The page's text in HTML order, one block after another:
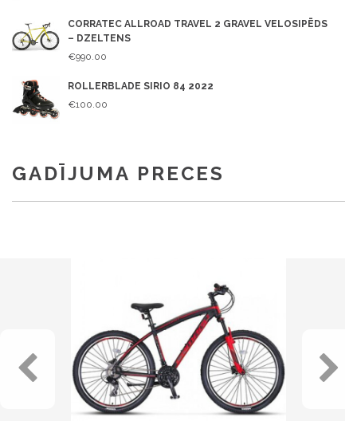
CORRATEC ALLROAD TRAVEL 2 GRAVEL VELOSIPĒDS
– DZELTENS
€990.00
ROLLERBLADE SIRIO 84 2022
€100.00
GADĪJUMA PRECES